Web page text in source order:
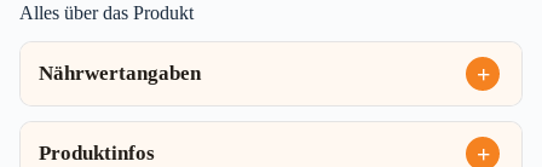
Alles über das Produkt
Nährwertangaben
Produktinfos